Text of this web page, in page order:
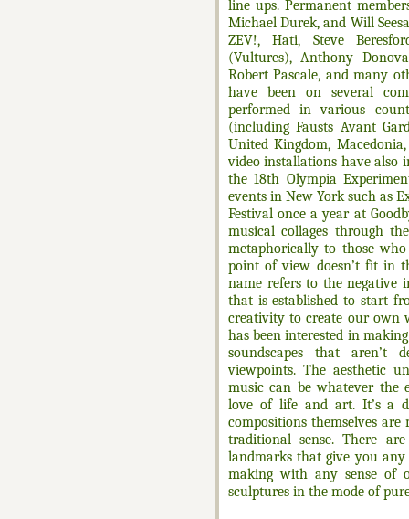
line ups. Permanent
Michael Durek, and Will
ZEV!, Hati, Steve
(Vultures), Anthony
Robert Pascale, and many
have been on several
performed in various
(including Fausts Avant
United Kingdom,
video installations have also
the 18th Olympia
events in New York such as
Festival once a year at
musical collages through
metaphorically to those
point of view doesn’t fit in
name refers to the negative
that is established to start
creativity to create our own
has been interested in
soundscapes that aren’t
viewpoints. The aesthetic
music can be whatever the
love of life and art. It’s a
compositions themselves
traditional sense. There
landmarks that give you
making with any sense of
sculptures in the mode of